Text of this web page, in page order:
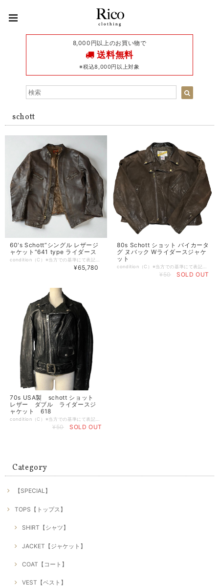
8,000円以上のお買い物で
送料無料
※税込8,000円以上対象
schott
60's Schott“シングル レザージ
ャケット“641 type ライダース
¥65,780
80s Schott ショット バイカータ
グ ヌバック Wライダースジャケ
ット
¥50 SOLD OUT
70s USA製 schott ショット
レザー ダブル ライダースジ
ャケット 618
¥50 SOLD OUT
Category
【SPECIAL】
TOPS【トップス】
SHIRT【シャツ】
JACKET【ジャケット】
COAT【コート】
VEST【ベスト】